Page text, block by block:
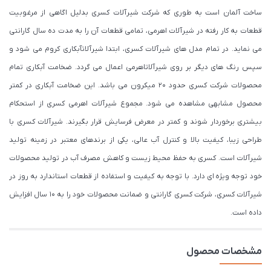
ساخت آلمان است به طوری که شرکت شیرآلات کسری بدلیل اگاهی از مرغوبیت
قطعات به کار رفته در شیرآلات اهرمی، تمامی قطعات آن را به مدت ده سال گارانتی
می نماید. در تمام مدل های شیرآلات کسری، ابتدا شیرآلاتآبکاری کروم می شود و
سپس رنگ های دیگر بر روی شیرآلاتاهرمی اعمال می گردد. ضخامت آبکاری تمام
محصولات شرکت کسری حدود ۲۰ میکرون می باشد. این ضخامت آبکاری در کمتر
محصول مشابهی مشاهده می شود. مجموع شیرآلات اهرمی کسری از استحکام
بیشتری برخوردار شوند و کمتر در معرض فرسایش قرار بگیرند. شیرآلات کسری با
طراحی زیبا، کیفیت بالا و کنترل آب عالی، یکی از برندهای معتبر در زمینه تولید
شیرآلات است. کسری به حفظ محیط زیست و کاهش مصرف آب در تولید محصولات
خود توجه ویژه ای دارد. با توجه به کیفیت و استفاده از قطعات استاندارد به روز در
شیرآلات کسری، شرکت کسری گارانتی و ضمانت محصولات خود را به 10 سال افزایش
داده است.
مشخصات محصول